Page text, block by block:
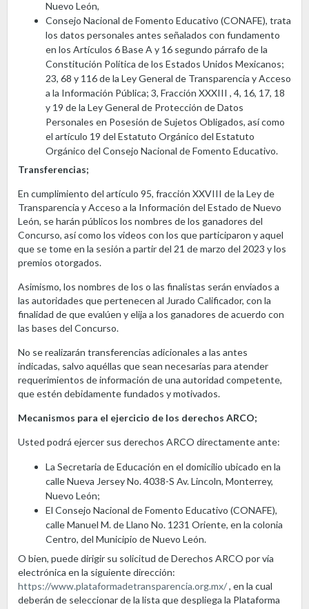
Nuevo León,
Consejo Nacional de Fomento Educativo (CONAFE), trata
los datos personales antes señalados con fundamento
en los Artículos 6 Base A y 16 segundo párrafo de la
Constitución Política de los Estados Unidos Mexicanos;
23, 68 y 116 de la Ley General de Transparencia y Acceso
a la Información Pública; 3, Fracción XXXIII , 4, 16, 17, 18
y 19 de la Ley General de Protección de Datos
Personales en Posesión de Sujetos Obligados, así como
el artículo 19 del Estatuto Orgánico del Estatuto
Orgánico del Consejo Nacional de Fomento Educativo.
Transferencias;
En cumplimiento del artículo 95, fracción XXVIII de la Ley de
Transparencia y Acceso a la Información del Estado de Nuevo
León, se harán públicos los nombres de los ganadores del
Concurso, así como los videos con los que participaron y aquel
que se tome en la sesión a partir del 21 de marzo del 2023 y los
premios otorgados.
Asimismo, los nombres de los o las finalistas serán enviados a
las autoridades que pertenecen al Jurado Calificador, con la
finalidad de que evalúen y elija a los ganadores de acuerdo con
las bases del Concurso.
No se realizarán transferencias adicionales a las antes
indicadas, salvo aquéllas que sean necesarias para atender
requerimientos de información de una autoridad competente,
que estén debidamente fundados y motivados.
Mecanismos para el ejercicio de los derechos ARCO;
Usted podrá ejercer sus derechos ARCO directamente ante:
La Secretaria de Educación en el domicilio ubicado en la
calle Nueva Jersey No. 4038-S Av. Lincoln, Monterrey,
Nuevo León;
El Consejo Nacional de Fomento Educativo (CONAFE),
calle Manuel M. de Llano No. 1231 Oriente, en la colonia
Centro, del Municipio de Nuevo León.
O bien, puede dirigir su solicitud de Derechos ARCO por vía
electrónica en la siguiente dirección:
https://www.plataformadetransparencia.org.mx/, en la cual
deberán de seleccionar de la lista que despliega la Plataforma